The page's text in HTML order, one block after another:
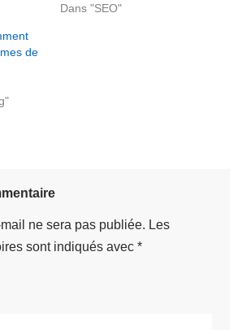
Dans "SEO"
de
ne sera pas publiée. Les
sont indiqués avec *